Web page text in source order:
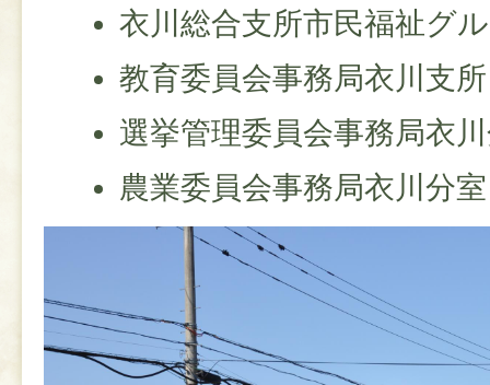
衣川総合支所市民福祉グ
教育委員会事務局衣川支所
選挙管理委員会事務局衣
農業委員会事務局衣川分室